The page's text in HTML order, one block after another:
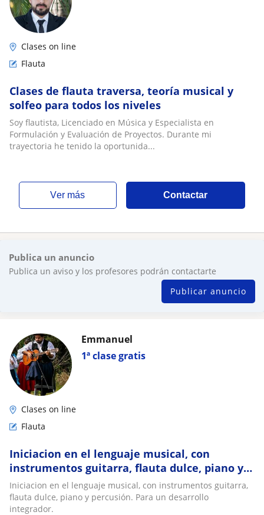
Clases on line
Flauta
Clases de flauta traversa, teoría musical y
solfeo para todos los niveles
Soy flautista, Licenciado en Música y Especialista en
Formulación y Evaluación de Proyectos. Durante mi
trayectoria he tenido la oportunida...
ver más Contactar
Publica un anuncio
Publica un aviso y los profesores podrán contactarte
Publicar anuncio
1ª clase gratis
Emmanuel
Clases on line
Flauta
Iniciacion en el lenguaje musical, con
instrumentos guitarra, flauta dulce, piano y
percusión. Para un desarrollo integrador
Iniciacion en el lenguaje musical, con instrumentos guitarra,
flauta dulce, piano y percusión. Para un desarrollo
integrador.